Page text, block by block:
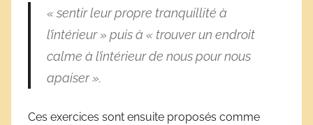
« sentir leur propre tranquillité à
l’intérieur » puis à « trouver un endroit
calme à l’intérieur de nous pour nous
apaiser ».
Ces exercices sont ensuite proposés comme